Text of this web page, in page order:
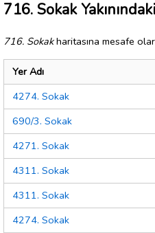
716. Sokak
716. Sokakharitasına mesafe
Yer Adı
4274. Sokak
690/3. Sokak
4271. Sokak
4311. Sokak
4311. Sokak
4274. Sokak